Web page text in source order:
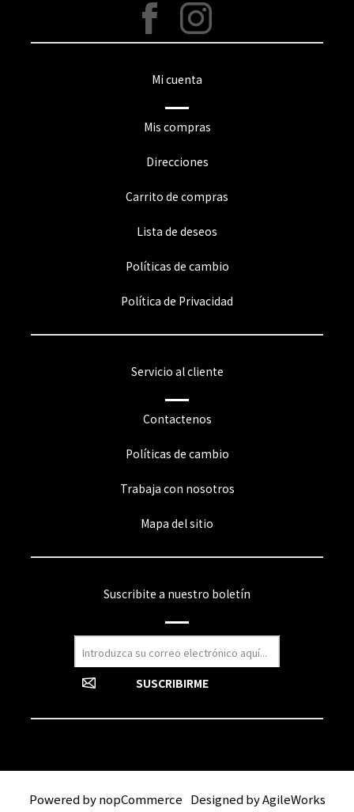
Mi cuenta
Mis compras
Direcciones
Carrito de compras
Lista de deseos
Políticas de cambio
Política de Privacidad
Servicio al cliente
Contactenos
Políticas de cambio
Trabaja con nosotros
Mapa del sitio
Suscribite a nuestro boletín
Powered bynopCommerce Designed byAgileWorks